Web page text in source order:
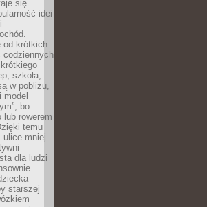
się
idei
od krótkich
codziennych
szkoła,
w pobliżu,
model
bo
lub rowerem
temu
ulice mniej
dla ludzi
starszej